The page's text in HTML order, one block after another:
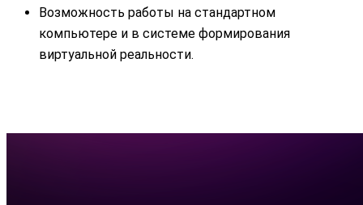
Возможность работы на стандартном
компьютере и в системе формирования
виртуальной реальности.